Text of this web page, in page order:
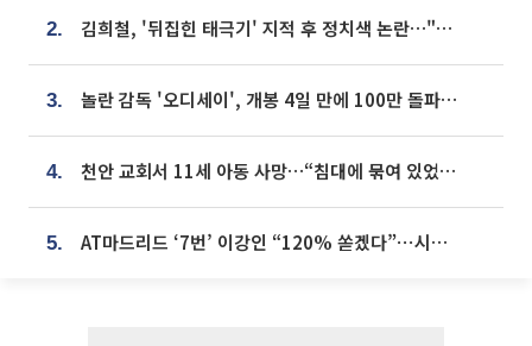
2. 김희철, '뒤집힌 태극기' 지적 후 정치색 논란…"좌우 떠나 우리나라 국기"
3. 놀란 감독 '오디세이', 개봉 4일 만에 100만 돌파⋯'왕사남' 보다 빠르다
4. 천안 교회서 11세 아동 사망…“침대에 묶여 있었다” 진술 확보
5. AT마드리드 ‘7번’ 이강인 “120% 쏟겠다”⋯시메오네 감독 “필요한 선수”